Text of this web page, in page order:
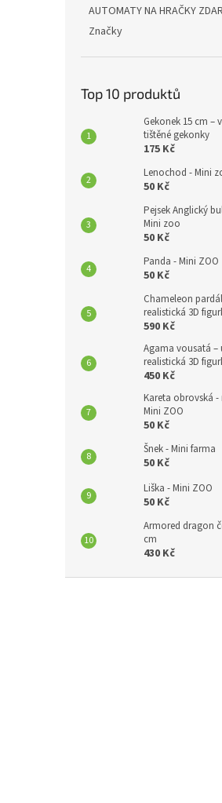
AUTOMATY NA HRAČKY
Značky
Top 10 produktů
Gekonek 15 cm –
tištěné gekonky
175 Kč
Lenochod - Mini
50 Kč
Pejsek Anglický
Mini zoo
50 Kč
Panda - Mini ZOO
50 Kč
Chameleon
realistická 3D
590 Kč
Agama vousatá –
realistická 3D
450 Kč
Kareta obrovská -
Mini ZOO
50 Kč
Šnek - Mini farma
50 Kč
Liška - Mini ZOO
50 Kč
Armored dragon
cm
430 Kč